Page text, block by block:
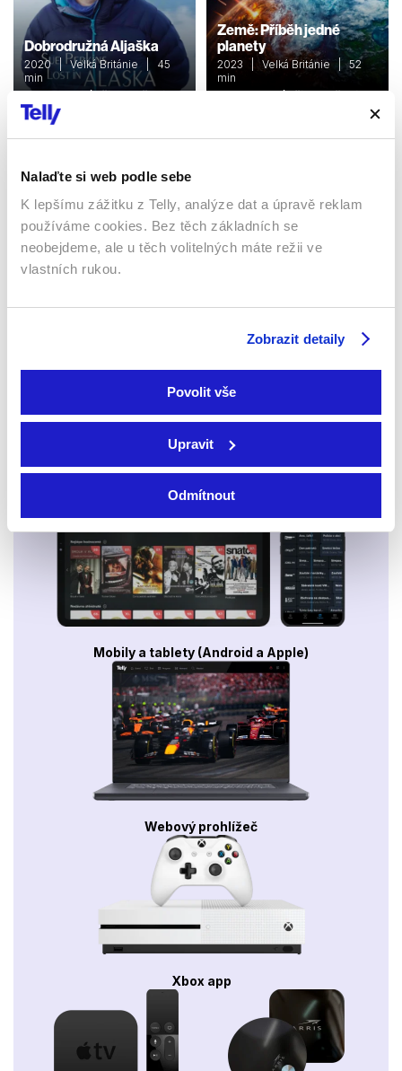
Nalaďte si web podle sebe
K lepšímu zážitku z Telly, analýze dat a úpravě reklam
používáme cookies. Bez těch základních se
neobejdeme, ale u těch volitelných máte režii ve
vlastních rukou.
Zobrazit detaily
Povolit vše
Upravit
Odmítnout
Dobrodružná Aljaška
2020 | Velká Británie | 45
min
Dokumenty / Přírodovědní
Země: Příběh jedné
planety
2023 | Velká Británie | 52
min
Dokumenty / Přírodovědní
Sledujte kdekoliv až na 6 zařízeních
Sledovat internetovou televizi jde odkudkoliv
po celé EU, a to až na 6 zařízeních.
Smart TV - Android, Google, Samsung, LG, VIDAA
Mobily a tablety (Android a Apple)
Webový prohlížeč
Xbox app